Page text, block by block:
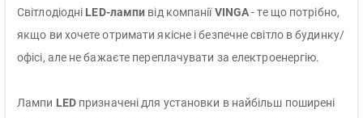
Світлодіодні LED-лампи від компаніїVINGA- те що потрібно,
якщо ви хочете отримати якісне і безпечне світло в будинку/
офісі, але не бажаєте переплачувати за електроенергію.
Лампи LED призначені для установки в найбільш поширені